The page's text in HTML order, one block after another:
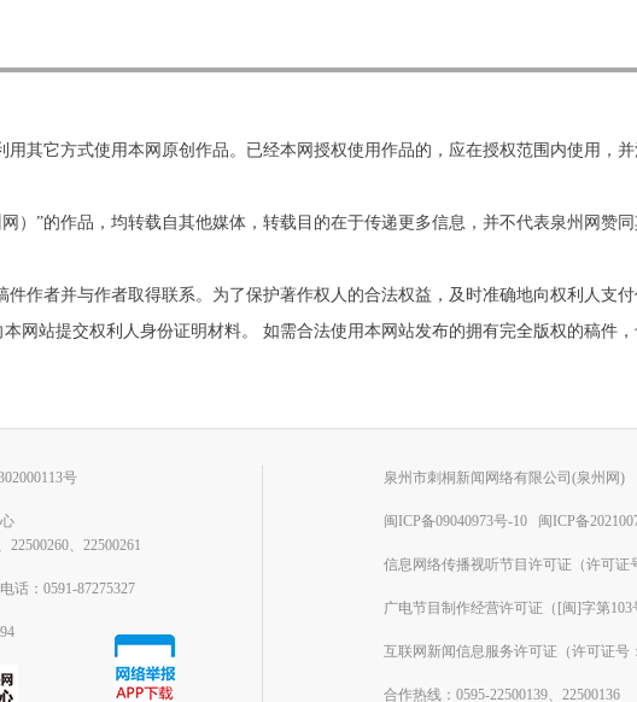
其它方式使用本网原创作品。已经本网授权使用作品的，应在授权范围内使用，
）”的作品，均转载自其他媒体，转载目的在于传递更多信息，并不代表泉州网赞
作者并与作者取得联系。为了保护著作权人的合法权益，及时准确地向权利人支
网站提交权利人身份证明材料。 如需合法使用本网站发布的拥有完全版权的稿件，
号
22500260、22500261
话：0591-87275327
泉州市刺桐新闻网络有限公司(泉州网)
闽ICP备09040973号-10 闽ICP备
信息网络传播视听节目许可证（许可证
广电节目制作经营许可证（[闽]字第103
互联网新闻信息服务许可证（许可证号：
合作热线：0595-22500139、22500136